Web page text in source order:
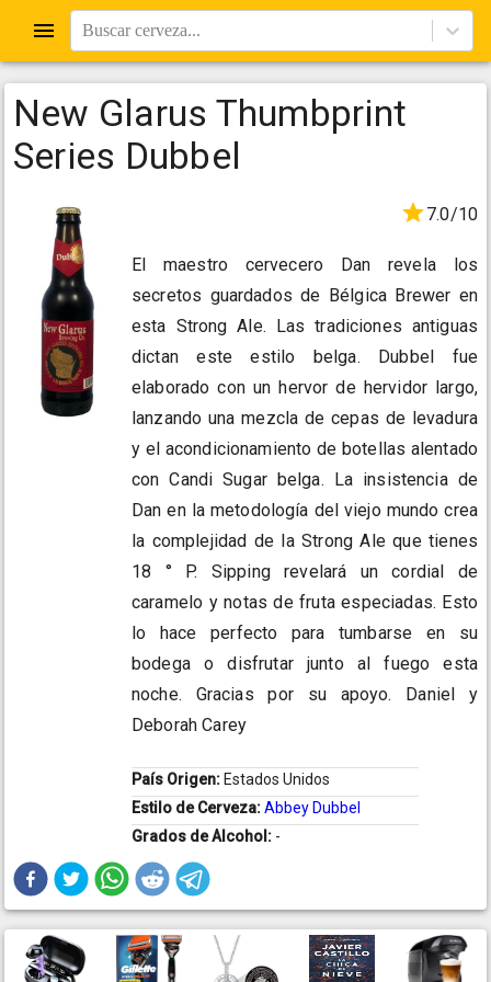
Buscar cerveza...
New Glarus Thumbprint
Series Dubbel
7.0/10
El maestro cervecero Dan revela los
secretos guardados de Bélgica Brewer en
esta Strong Ale. Las tradiciones antiguas
dictan este estilo belga. Dubbel fue
elaborado con un hervor de hervidor largo,
lanzando una mezcla de cepas de levadura
y el acondicionamiento de botellas alentado
con Candi Sugar belga. La insistencia de
Dan en la metodología del viejo mundo crea
la complejidad de la Strong Ale que tienes
18 ° P. Sipping revelará un cordial de
caramelo y notas de fruta especiadas. Esto
lo hace perfecto para tumbarse en su
bodega o disfrutar junto al fuego esta
noche. Gracias por su apoyo. Daniel y
Deborah Carey
País Origen: Estados Unidos
Estilo de Cerveza:Abbey Dubbel
Grados de Alcohol: -